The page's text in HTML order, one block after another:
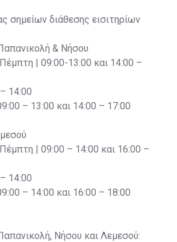
σημείων διάθεσης εισιτηρίων
& Νήσου
| 09:00-13:00 και 14:00 –
14:00
– 13:00 και 14:00 – 17:00
| 09:00 – 14:00 και 16:00 –
14:00
– 14:00 και 16:00 – 18:00
Νήσου και Λεμεσού: